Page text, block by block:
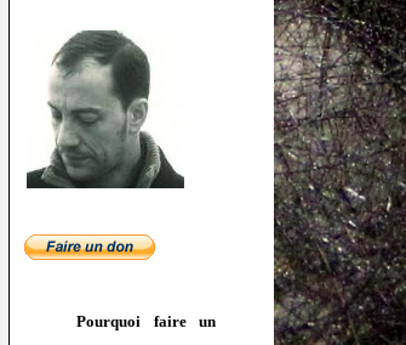
Pourquoi faire un